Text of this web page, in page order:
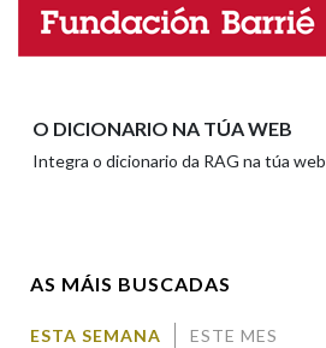
Nome
O DICIONARIO NA TÚA WEB
Integra o dicionario da RAG na túa web
AS MÁIS BUSCADAS
ESTA SEMANA ESTE MES